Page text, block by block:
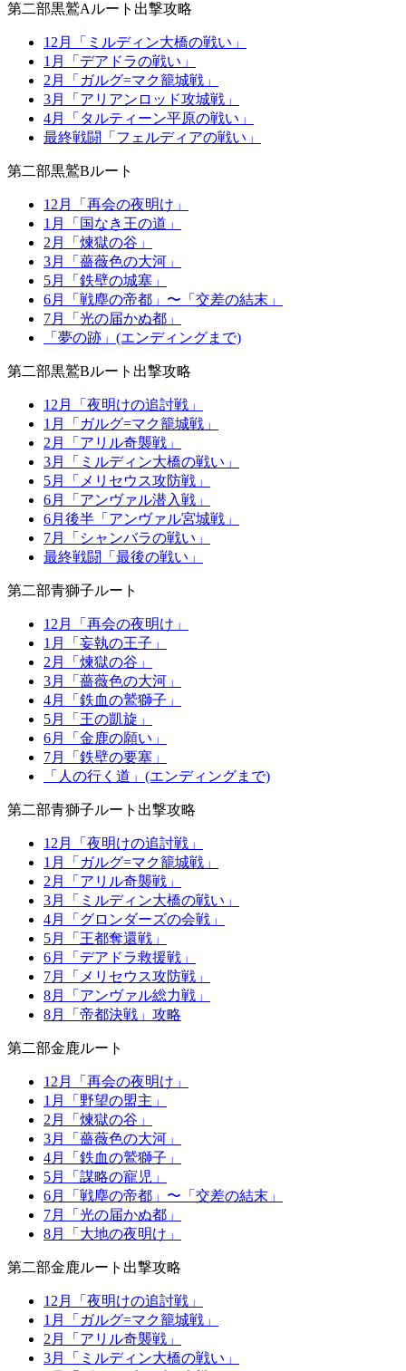
第二部黒鷲Aルート出撃攻略
12月「ミルディン大橋の戦い」
1月「デアドラの戦い」
2月「ガルグ=マク籠城戦」
3月「アリアンロッド攻城戦」
4月「タルティーン平原の戦い」
最終戦闘「フェルディアの戦い」
第二部黒鷲Bルート
12月「再会の夜明け」
1月「国なき王の道」
2月「煉獄の谷」
3月「薔薇色の大河」
5月「鉄壁の城塞」
6月「戦塵の帝都」〜「交差の結末」
7月「光の届かぬ都」
「夢の跡」(エンディングまで)
第二部黒鷲Bルート出撃攻略
12月「夜明けの追討戦」
1月「ガルグ=マク籠城戦」
2月「アリル奇襲戦」
3月「ミルディン大橋の戦い」
5月「メリセウス攻防戦」
6月「アンヴァル潜入戦」
6月後半「アンヴァル宮城戦」
7月「シャンバラの戦い」
最終戦闘「最後の戦い」
第二部青獅子ルート
12月「再会の夜明け」
1月「妄執の王子」
2月「煉獄の谷」
3月「薔薇色の大河」
4月「鉄血の鷲獅子」
5月「王の凱旋」
6月「金鹿の願い」
7月「鉄壁の要塞」
「人の行く道」(エンディングまで)
第二部青獅子ルート出撃攻略
12月「夜明けの追討戦」
1月「ガルグ=マク籠城戦」
2月「アリル奇襲戦」
3月「ミルディン大橋の戦い」
4月「グロンダーズの会戦」
5月「王都奪還戦」
6月「デアドラ救援戦」
7月「メリセウス攻防戦」
8月「アンヴァル総力戦」
8月「帝都決戦」攻略
第二部金鹿ルート
12月「再会の夜明け」
1月「野望の盟主」
2月「煉獄の谷」
3月「薔薇色の大河」
4月「鉄血の鷲獅子」
5月「謀略の寵児」
6月「戦塵の帝都」〜「交差の結末」
7月「光の届かぬ都」
8月「大地の夜明け」
第二部金鹿ルート出撃攻略
12月「夜明けの追討戦」
1月「ガルグ=マク籠城戦」
2月「アリル奇襲戦」
3月「ミルディン大橋の戦い」